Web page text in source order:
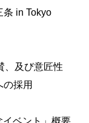
in Tokyo
、及び意匠性
採用
イベント」概要